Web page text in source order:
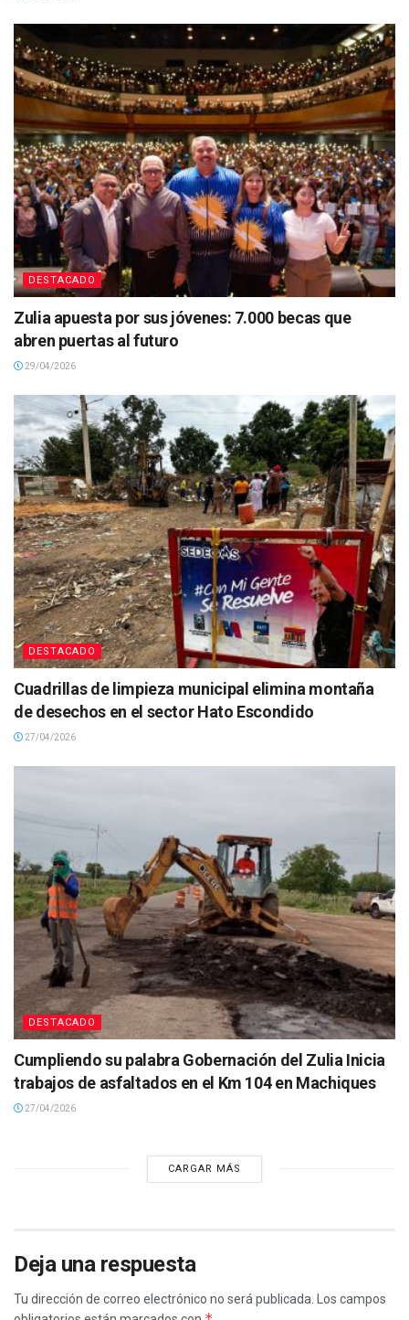
DESTACADO
Zulia apuesta por sus jóvenes: 7.000 becas que
abren puertas al futuro
29/04/2026
DESTACADO
Cuadrillas de limpieza municipal elimina montaña
de desechos en el sector Hato Escondido
27/04/2026
DESTACADO
Cumpliendo su palabra Gobernación del Zulia Inicia
trabajos de asfaltados en el Km 104 en Machiques
27/04/2026
CARGAR MÁS
Deja una respuesta
Tu dirección de correo electrónico no será publicada.
Los campos